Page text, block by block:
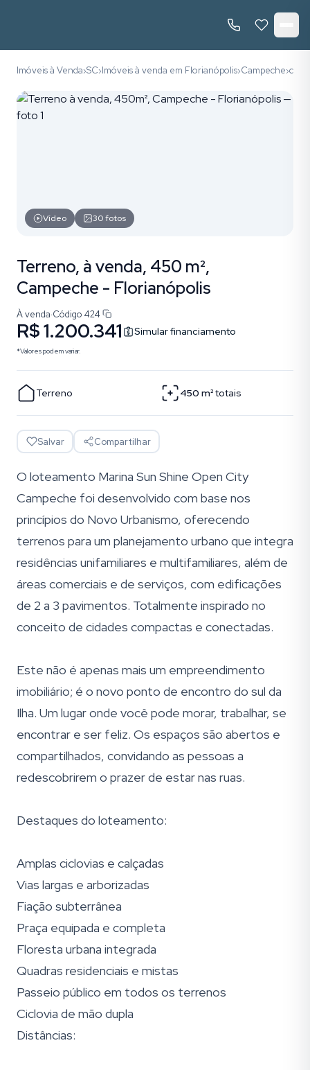
Imóveis à Venda›SC›Imóveis à venda em Florianópolis›Campeche›
Vídeo 30fotos
Terreno, à venda, 450 m²,
Campeche - Florianópolis
À venda·Código 424
R$ 1.200.341 Simular financiamento
*Valores podem variar.
Terreno 450 m²totais
Salvar Compartilhar
O loteamento Marina Sun Shine Open City
Campeche foi desenvolvido com base nos
princípios do Novo Urbanismo, oferecendo
terrenos para um planejamento urbano que integra
residências unifamiliares e multifamiliares, além de
áreas comerciais e de serviços, com edificações
de 2 a 3 pavimentos. Totalmente inspirado no
conceito de cidades compactas e conectadas.
Este não é apenas mais um empreendimento
imobiliário; é o novo ponto de encontro do sul da
Ilha. Um lugar onde você pode morar, trabalhar, se
encontrar e ser feliz. Os espaços são abertos e
compartilhados, convidando as pessoas a
redescobrirem o prazer de estar nas ruas.
Destaques do loteamento:
Amplas ciclovias e calçadas
Vias largas e arborizadas
Fiação subterrânea
Praça equipada e completa
Floresta urbana integrada
Quadras residenciais e mistas
Passeio público em todos os terrenos
Ciclovia de mão dupla
Distâncias: